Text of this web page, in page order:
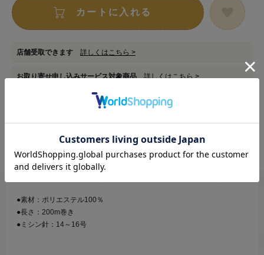
カートに入れる
店舗受取できます 詳しくはこちら >
お取り寄せ申し込みサービス対象商品詳しくはこちら >
●素材：ポリエステル100％
●長さ：200m巻き
●ミシン針：14～16号